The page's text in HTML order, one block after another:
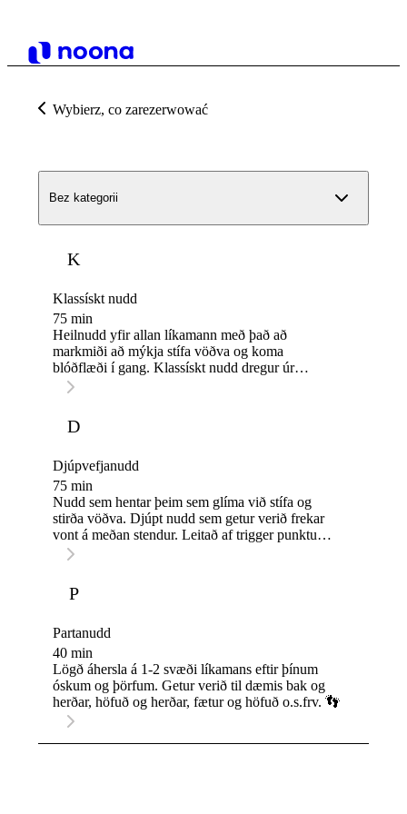
Wybierz, co zarezerwować
Bez kategorii
K
Klassískt nudd
75 min
Heilnudd yfir allan líkamann með það að
markmiði að mýkja stífa vöðva og koma
blóðflæði í gang. Klassískt nudd dregur úr
spennu, hjálpar líkamanum að slaka á og eykur
D
Djúpvefjanudd
75 min
Nudd sem hentar þeim sem glíma við stífa og
stirða vöðva. Djúpt nudd sem getur verið frekar
vont á meðan stendur. Leitað af trigger punktum
og unnið á þeim. Endað á slakandi höfuðnuddi.
P
Partanudd
40 min
Lögð áhersla á 1-2 svæði líkamans eftir þínum
óskum og þörfum. Getur verið til dæmis bak og
herðar, höfuð og herðar, fætur og höfuð o.s.frv. 👣